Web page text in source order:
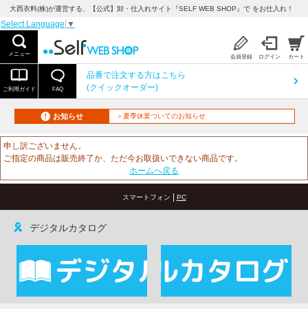
大西衣料(株)が運営する、【公式】卸・仕入れサイト『SELF WEB SHOP』で をお仕入れ！
Select Language ▼
メニュー 会員登録 ログイン カート
ご利用ガイド FAQ
品番で注文する方はこちら
(クイックオーダー)
お知らせ ＞夏季休業ついてのお知らせ
申し訳ございません。
ご指定の商品は販売終了か、ただ今お取扱いできない商品です。
ホームへ戻る
スマートフォン | PC
デジタルカタログ